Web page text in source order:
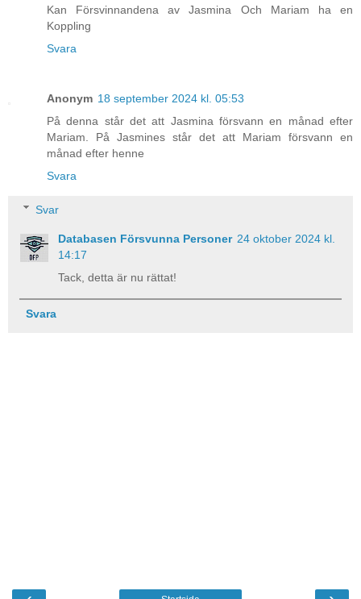
Kan Försvinnandena av Jasmina Och Mariam ha en
Koppling
Svara
Anonym 18 september 2024 kl. 05:53
På denna står det att Jasmina försvann en månad efter
Mariam. På Jasmines står det att Mariam försvann en
månad efter henne
Svara
Svar
Databasen Försvunna Personer 24 oktober 2024 kl.
14:17
Tack, detta är nu rättat!
Svara